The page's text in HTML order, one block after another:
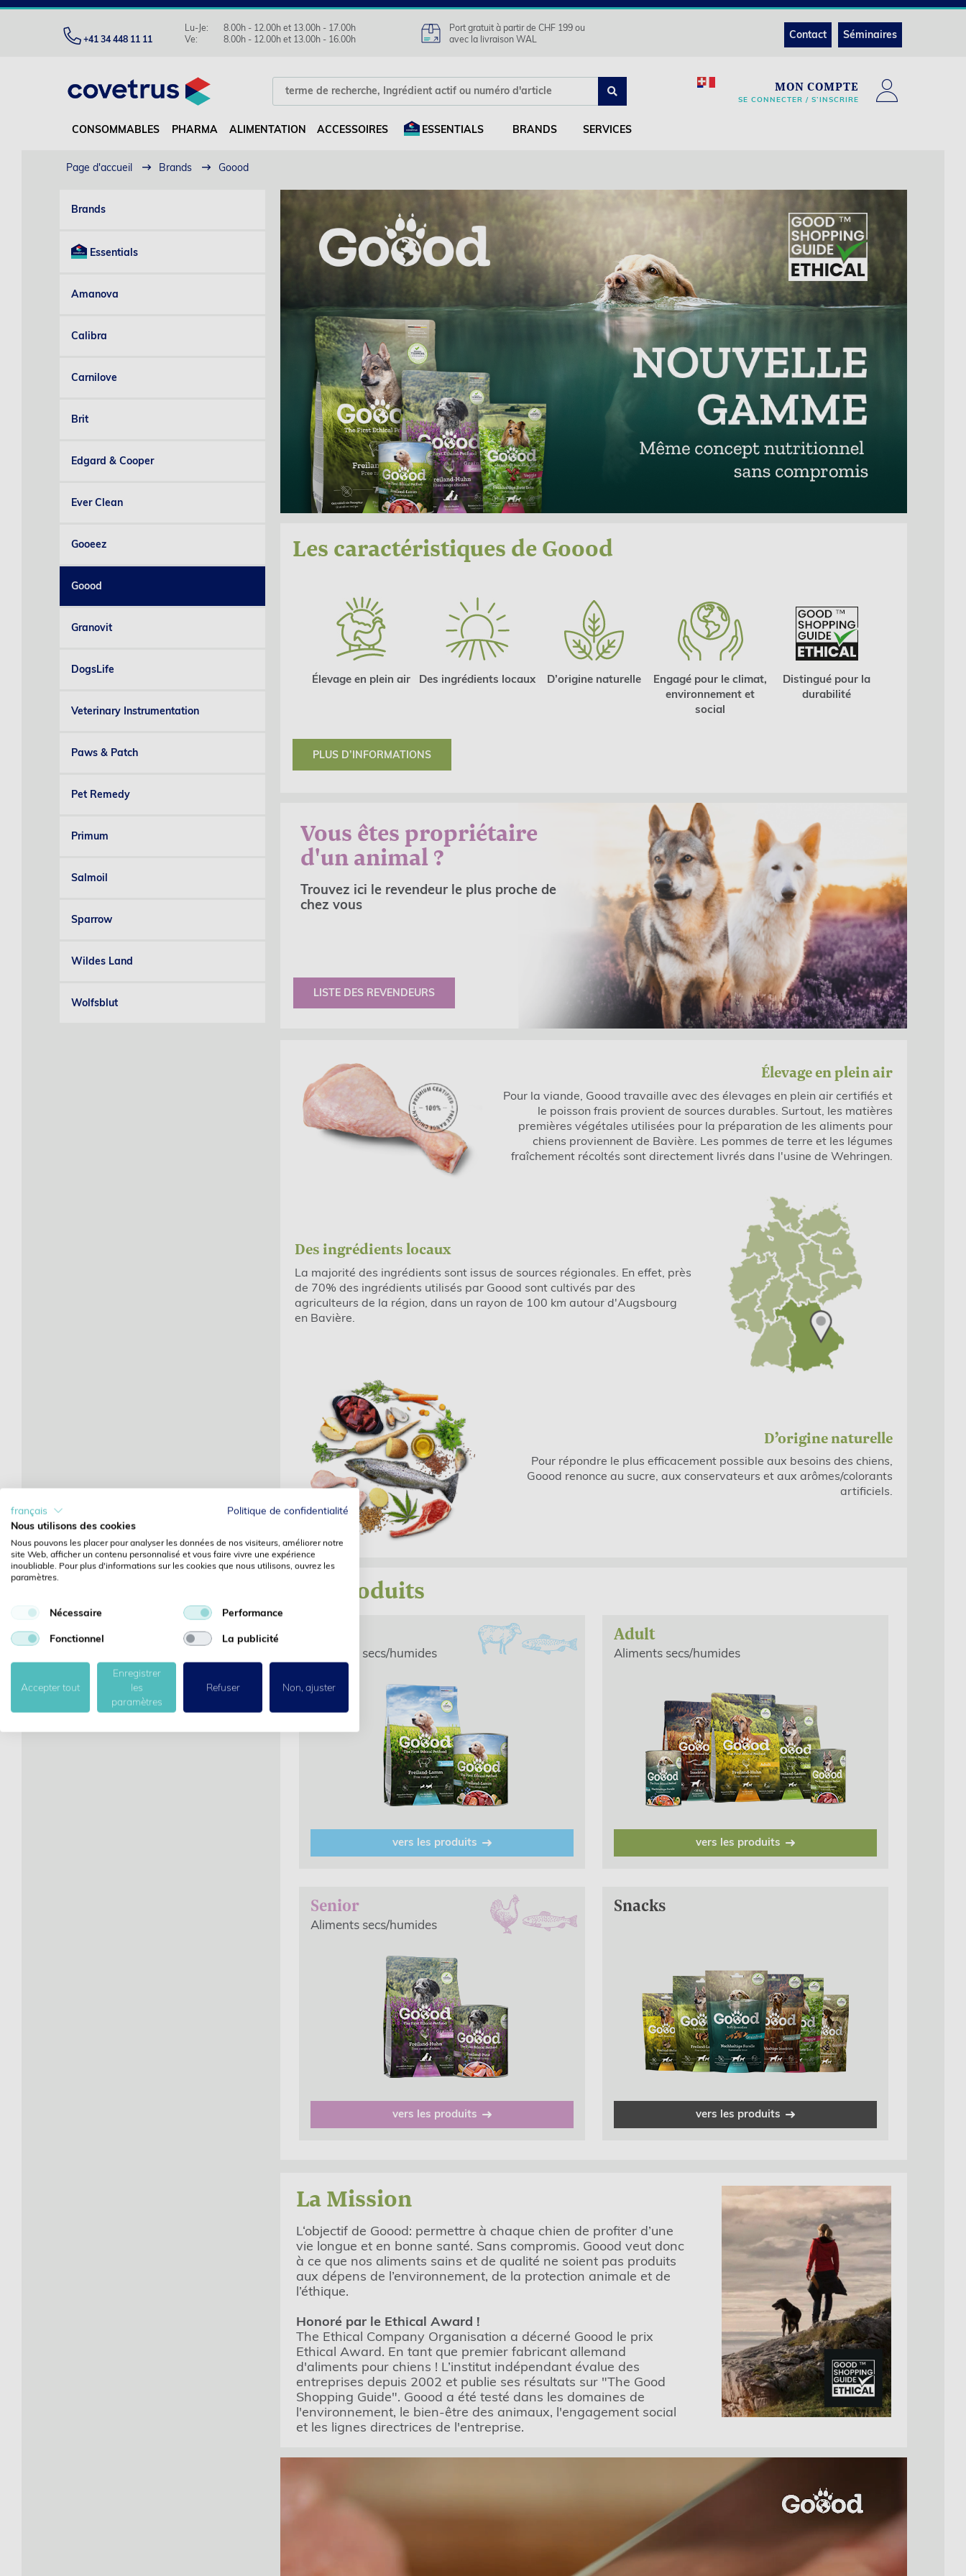
+41 34 448 11 11
Lu-Je:
Ve:
8.00h - 12.00h et 13.00h - 17.00h
8.00h - 12.00h et 13.00h - 16.00h
Port gratuit à partir de CHF 199 ou
avec la livraison WAL
Contact Séminaires
CONSOMMABLES PHARMA ALIMENTATION ACCESSOIRES ESSENTIALS BRANDS SERVICES
MON COMPTE
SE CONNECTER / S’INSCRIRE
Page d'accueil Brands Goood
Brands
Essentials
Amanova
Calibra
Carnilove
Brit
Edgard & Cooper
Ever Clean
Gooeez
Goood
Granovit
DogsLife
Veterinary Instrumentation
Paws & Patch
Pet Remedy
Primum
Salmoil
Sparrow
Wildes Land
Wolfsblut
Les caractéristiques de Goood
Élevage en plein air Des ingrédients locaux D’origine naturelle
Engagé pour le climat,
environnement et
social
Distingué pour la
durabilité
PLUS D’INFORMATIONS
Vous êtes propriétaire
d'un animal ?
Trouvez ici le revendeur le plus proche de
chez vous
LISTE DES REVENDEURS
Élevage en plein air
Pour la viande, Goood travaille avec des élevages en plein air certifiés et
le poisson frais provient de sources durables. Surtout, les matières
premières végétales utilisées pour la préparation de les aliments pour
chiens proviennent de Bavière. Les pommes de terre et les légumes
fraîchement récoltés sont directement livrés dans l'usine de Wehringen.
Des ingrédients locaux
La majorité des ingrédients sont issus de sources régionales. En effet, près
de 70% des ingrédients utilisés par Goood sont cultivés par des
agriculteurs de la région, dans un rayon de 100 km autour d'Augsbourg
en Bavière.
D’origine naturelle
Pour répondre le plus efficacement possible aux besoins des chiens,
Goood renonce au sucre, aux conservateurs et aux arômes/colorants
artificiels.
Les Produits
Aliments secs/humides
vers les produits
Adult
Aliments secs/humides
vers les produits
Senior
Aliments secs/humides
vers les produits
Snacks
vers les produits
La Mission
L‘objectif de Goood: permettre à chaque chien de profiter d’une
vie longue et en bonne santé. Sans compromis. Goood veut donc
à ce que nos aliments sains et de qualité ne soient pas produits
aux dépens de l’environnement, de la protection animale et de
l’éthique.
Honoré par le Ethical Award !
The Ethical Company Organisation a décerné Goood le prix
Ethical Award. En tant que premier fabricant allemand
d'aliments pour chiens ! L’institut indépendant évalue des
entreprises depuis 2002 et publie ses résultats sur "The Good
Shopping Guide". Goood a été testé dans les domaines de
l'environnement, le bien-être des animaux, l'engagement social
et les lignes directrices de l'entreprise.
français
Politique de confidentialité
Nous utilisons des cookies
Nous pouvons les placer pour analyser les données de nos visiteurs, améliorer notre
site Web, afficher un contenu personnalisé et vous faire vivre une expérience
inoubliable. Pour plus d'informations sur les cookies que nous utilisons, ouvrez les
paramètres.
Nécessaire Performance
Fonctionnel La publicité
Accepter tout
Enregistrer
les
paramètres
Refuser Non, ajuster